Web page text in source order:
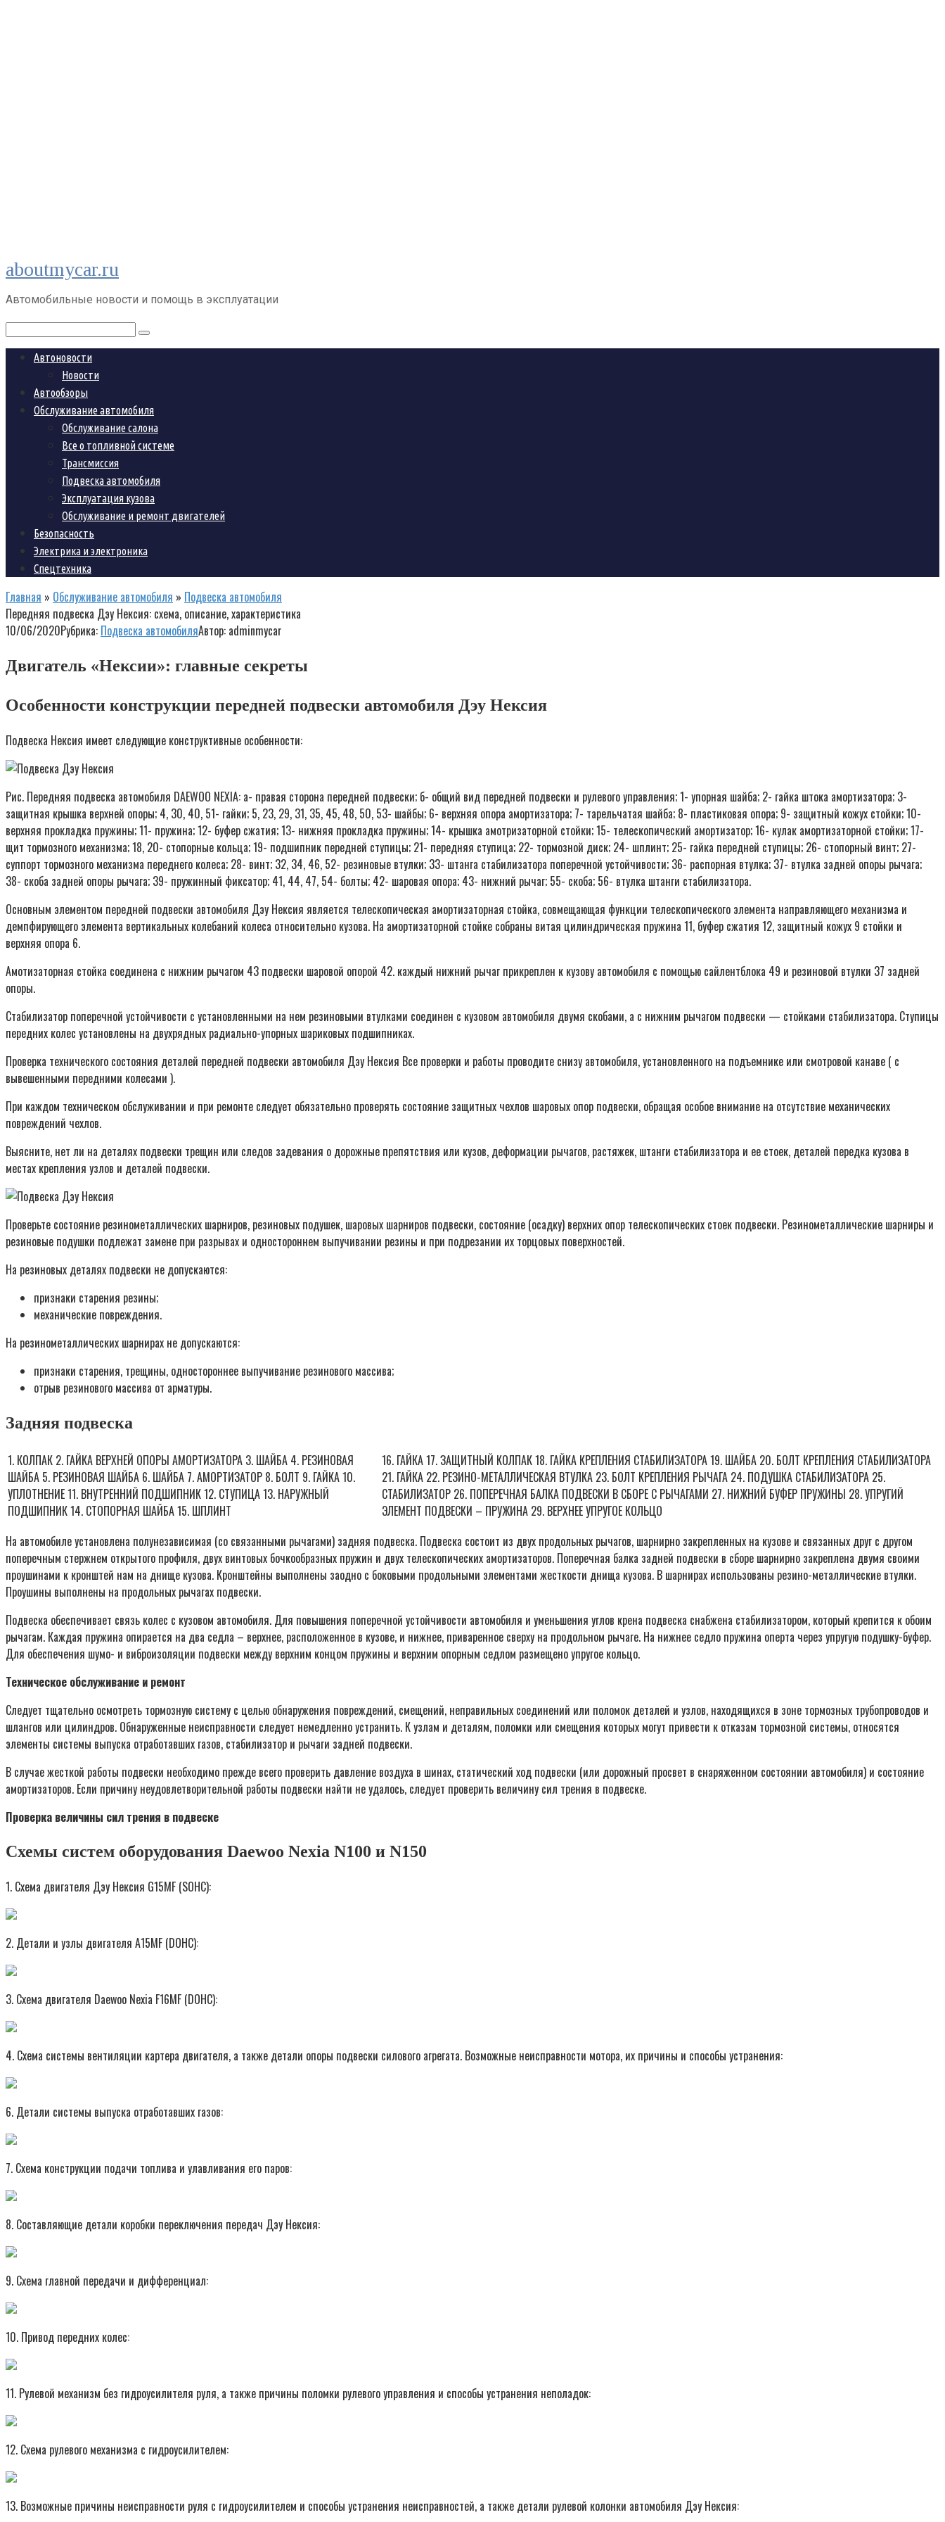
Перейти
к
контенту
aboutmycar.ru
Автомобильные новости и помощь в эксплуатации
Поиск:
Автоновости
Новости
Автообзоры
Обслуживание автомобиля
Обслуживание салона
Все о топливной системе
Трансмиссия
Подвеска автомобиля
Эксплуатация кузова
Обслуживание и ремонт двигателей
Безопасность
Электрика и электроника
Спецтехника
Главная » Обслуживание автомобиля » Подвеска автомобиля
Передняя подвеска Дэу Нексия: схема, описание, характеристика
10/06/2020Рубрика: Подвеска автомобиляАвтор: adminmycar
Двигатель «Нексии»: главные секреты
Особенности конструкции передней подвески автомобиля Дэу Нексия
Подвеска Нексия имеет следующие конструктивные особенности:
Рис. Передняя подвеска автомобиля DAEWOO NEXIA: а- правая сторона передней подвески; б- общий вид передней подвески и рулевого управления; 1- упорная шайба; 2- гайка штока амортизатора; 3-
защитная крышка верхней опоры; 4, 30, 40, 51- гайки; 5, 23, 29, 31, 35, 45, 48, 50, 53- шайбы; 6- верхняя опора амортизатора; 7- тарельчатая шайба; 8- пластиковая опора; 9- защитный кожух стойки; 10-
верхняя прокладка пружины; 11- пружина; 12- буфер сжатия; 13- нижняя прокладка пружины; 14- крышка амотризаторной стойки; 15- телескопический амортизатор; 16- кулак амортизаторной стойки; 17-
щит тормозного механизма; 18, 20- стопорные кольца; 19- подшипник передней ступицы; 21- передняя ступица; 22- тормозной диск; 24- шплинт; 25- гайка передней ступицы; 26- стопорный винт; 27-
суппорт тормозного механизма переднего колеса; 28- винт; 32, 34, 46, 52- резиновые втулки; 33- штанга стабилизатора поперечной устойчивости; 36- распорная втулка; 37- втулка задней опоры рычага;
38- скоба задней опоры рычага; 39- пружинный фиксатор; 41, 44, 47, 54- болты; 42- шаровая опора; 43- нижний рычаг; 55- скоба; 56- втулка штанги стабилизатора.
Основным элементом передней подвески автомобиля Дэу Нексия является телескопическая амортизаторная стойка, совмещающая функции телескопического элемента направляющего механизма и
демпфирующего элемента вертикальных колебаний колеса относительно кузова. На амортизаторной стойке собраны витая цилиндрическая пружина 11, буфер сжатия 12, защитный кожух 9 стойки и
верхняя опора 6.
Амотизаторная стойка соединена с нижним рычагом 43 подвески шаровой опорой 42. каждый нижний рычаг прикреплен к кузову автомобиля с помощью сайлентблока 49 и резиновой втулки 37 задней
опоры.
Стабилизатор поперечной устойчивости с установленными на нем резиновыми втулками соединен с кузовом автомобиля двумя скобами, а с нижним рычагом подвески — стойками стабилизатора. Ступицы
передних колес установлены на двухрядных радиально-упорных шариковых подшипниках.
Проверка технического состояния деталей передней подвески автомобиля Дэу Нексия Все проверки и работы проводите снизу автомобиля, установленного на подъемнике или смотровой канаве ( с
вывешенными передними колесами ).
При каждом техническом обслуживании и при ремонте следует обязательно проверять состояние защитных чехлов шаровых опор подвески, обращая особое внимание на отсутствие механических
повреждений чехлов.
Выясните, нет ли на деталях подвески трещин или следов задевания о дорожные препятствия или кузов, деформации рычагов, растяжек, штанги стабилизатора и ее стоек, деталей передка кузова в
местах крепления узлов и деталей подвески.
Проверьте состояние резинометаллических шарниров, резиновых подушек, шаровых шарниров подвески, состояние (осадку) верхних опор телескопических стоек подвески. Резинометаллические шарниры и
резиновые подушки подлежат замене при разрывах и одностороннем выпучивании резины и при подрезании их торцовых поверхностей.
На резиновых деталях подвески не допускаются:
признаки старения резины;
механические повреждения.
На резинометаллических шарнирах не допускаются:
признаки старения, трещины, одностороннее выпучивание резинового массива;
отрыв резинового массива от арматуры.
Задняя подвеска
1. КОЛПАК 2. ГАЙКА ВЕРХНЕЙ ОПОРЫ АМОРТИЗАТОРА 3. ШАЙБА 4. РЕЗИНОВАЯ
ШАЙБА 5. РЕЗИНОВАЯ ШАЙБА 6. ШАЙБА 7. АМОРТИЗАТОР 8. БОЛТ 9. ГАЙКА 10.
УПЛОТНЕНИЕ 11. ВНУТРЕННИЙ ПОДШИПНИК 12. СТУПИЦА 13. НАРУЖНЫЙ
ПОДШИПНИК 14. СТОПОРНАЯ ШАЙБА 15. ШПЛИНТ
16. ГАЙКА 17. ЗАЩИТНЫЙ КОЛПАК 18. ГАЙКА КРЕПЛЕНИЯ СТАБИЛИЗАТОРА 19. ШАЙБА 20. БОЛТ КРЕПЛЕНИЯ СТАБИЛИЗАТОРА
21. ГАЙКА 22. РЕЗИНО-МЕТАЛЛИЧЕСКАЯ ВТУЛКА 23. БОЛТ КРЕПЛЕНИЯ РЫЧАГА 24. ПОДУШКА СТАБИЛИЗАТОРА 25.
СТАБИЛИЗАТОР 26. ПОПЕРЕЧНАЯ БАЛКА ПОДВЕСКИ В СБОРЕ С РЫЧАГАМИ 27. НИЖНИЙ БУФЕР ПРУЖИНЫ 28. УПРУГИЙ
ЭЛЕМЕНТ ПОДВЕСКИ – ПРУЖИНА 29. ВЕРХНЕЕ УПРУГОЕ КОЛЬЦО
На автомобиле установлена полунезависимая (со связанными рычагами) задняя подвеска. Подвеска состоит из двух продольных рычагов, шарнирно закрепленных на кузове и связанных друг с другом
поперечным стержнем открытого профиля, двух винтовых бочкообразных пружин и двух телескопических амортизаторов. Поперечная балка задней подвески в сборе шарнирно закреплена двумя своими
проушинами к кронштей нам на днище кузова. Кронштейны выполнены заодно с боковыми продольными элементами жесткости днища кузова. В шарнирах использованы резино-металлические втулки.
Проушины выполнены на продольных рычагах подвески.
Подвеска обеспечивает связь колес с кузовом автомобиля. Для повышения поперечной устойчивости автомобиля и уменьшения углов крена подвеска снабжена стабилизатором, который крепится к обоим
рычагам. Каждая пружина опирается на два седла – верхнее, расположенное в кузове, и нижнее, приваренное сверху на продольном рычаге. На нижнее седло пружина оперта через упругую подушку-буфер.
Для обеспечения шумо- и виброизоляции подвески между верхним концом пружины и верхним опорным седлом размещено упругое кольцо.
Техническое обслуживание и ремонт
Следует тщательно осмотреть тормозную систему с целью обнаружения повреждений, смещений, неправильных соединений или поломок деталей и узлов, находящихся в зоне тормозных трубопроводов и
шлангов или цилиндров. Обнаруженные неисправности следует немедленно устранить. К узлам и деталям, поломки или смещения которых могут привести к отказам тормозной системы, относятся
элементы системы выпуска отработавших газов, стабилизатор и рычаги задней подвески.
В случае жесткой работы подвески необходимо прежде всего проверить давление воздуха в шинах, статический ход подвески (или дорожный просвет в снаряженном состоянии автомобиля) и состояние
амортизаторов. Если причину неудовлетворительной работы подвески найти не удалось, следует проверить величину сил трения в подвеске.
Проверка величины сил трения в подвеске
Схемы систем оборудования Daewoo Nexia N100 и N150
1. Схема двигателя Дэу Нексия G15MF (SOHC):
2. Детали и узлы двигателя A15MF (DOHC):
3. Схема двигателя Daewoo Nexia F16MF (DOHC):
4. Схема системы вентиляции картера двигателя, а также детали опоры подвески силового агрегата. Возможные неисправности мотора, их причины и способы устранения:
6. Детали системы выпуска отработавших газов:
7. Схема конструкции подачи топлива и улавливания его паров:
8. Составляющие детали коробки переключения передач Дэу Нексия:
9. Схема главной передачи и дифференциал:
10. Привод передних колес:
11. Рулевой механизм без гидроусилителя руля, а также причины поломки рулевого управления и способы устранения неполадок:
12. Схема рулевого механизма с гидроусилителем:
13. Возможные причины неисправности руля с гидроусилителем и способы устранения неисправностей, а также детали рулевой колонки автомобиля Дэу Нексия: